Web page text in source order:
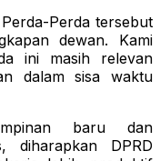
Perda tersebut
dewan. Kami
ini masih relevan
dalam sisa waktu
baru dan
diharapkan DPRD